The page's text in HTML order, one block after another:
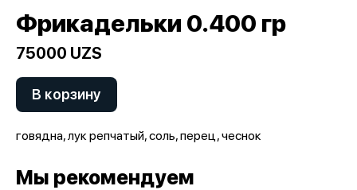
Фрикадельки 0.400 гр
75000 UZS
В корзину
говядна, лук репчатый, соль, перец, чеснок
Мы рекомендуем